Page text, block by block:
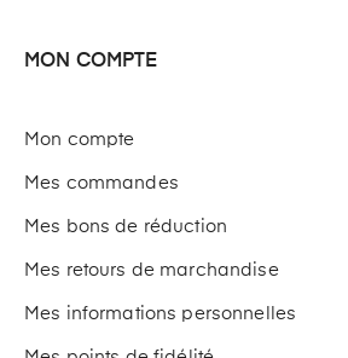
MON COMPTE
Mon compte
Mes commandes
Mes bons de réduction
Mes retours de marchandise
Mes informations personnelles